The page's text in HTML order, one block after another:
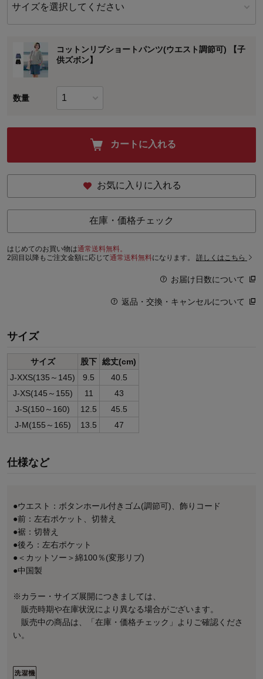
サイズを選択してください
コットンリブショートパンツ(ウエスト調節可) 【子
供ズボン】
数量
カートに入れる
お気に入りに入れる
在庫・価格チェック
はじめてのお買い物は通常送料無料。
2回目以降もご注文金額に応じて通常送料無料になります。 詳しくはこちら
お届け日数について
返品・交換・キャンセルについて
サイズ
サイズ 股下 総丈(cm)
J-XXS(135～145)
9.5
40.5
J-XS(145～155)
11
43
J-S(150～160)
12.5
45.5
J-M(155～165)
13.5 47
仕様など
●ウエスト：ボタンホール付きゴム(調節可)、飾りコード
●前：左右ポケット、切替え
●裾：切替え
●後ろ：左右ポケット
●＜カットソー＞綿100％(変形リブ)
●中国製
※カラー・サイズ展開につきましては、
販売時期や在庫状況により異なる場合がございます。
販売中の商品は、「在庫・価格チェック」よりご確認くださ
い。